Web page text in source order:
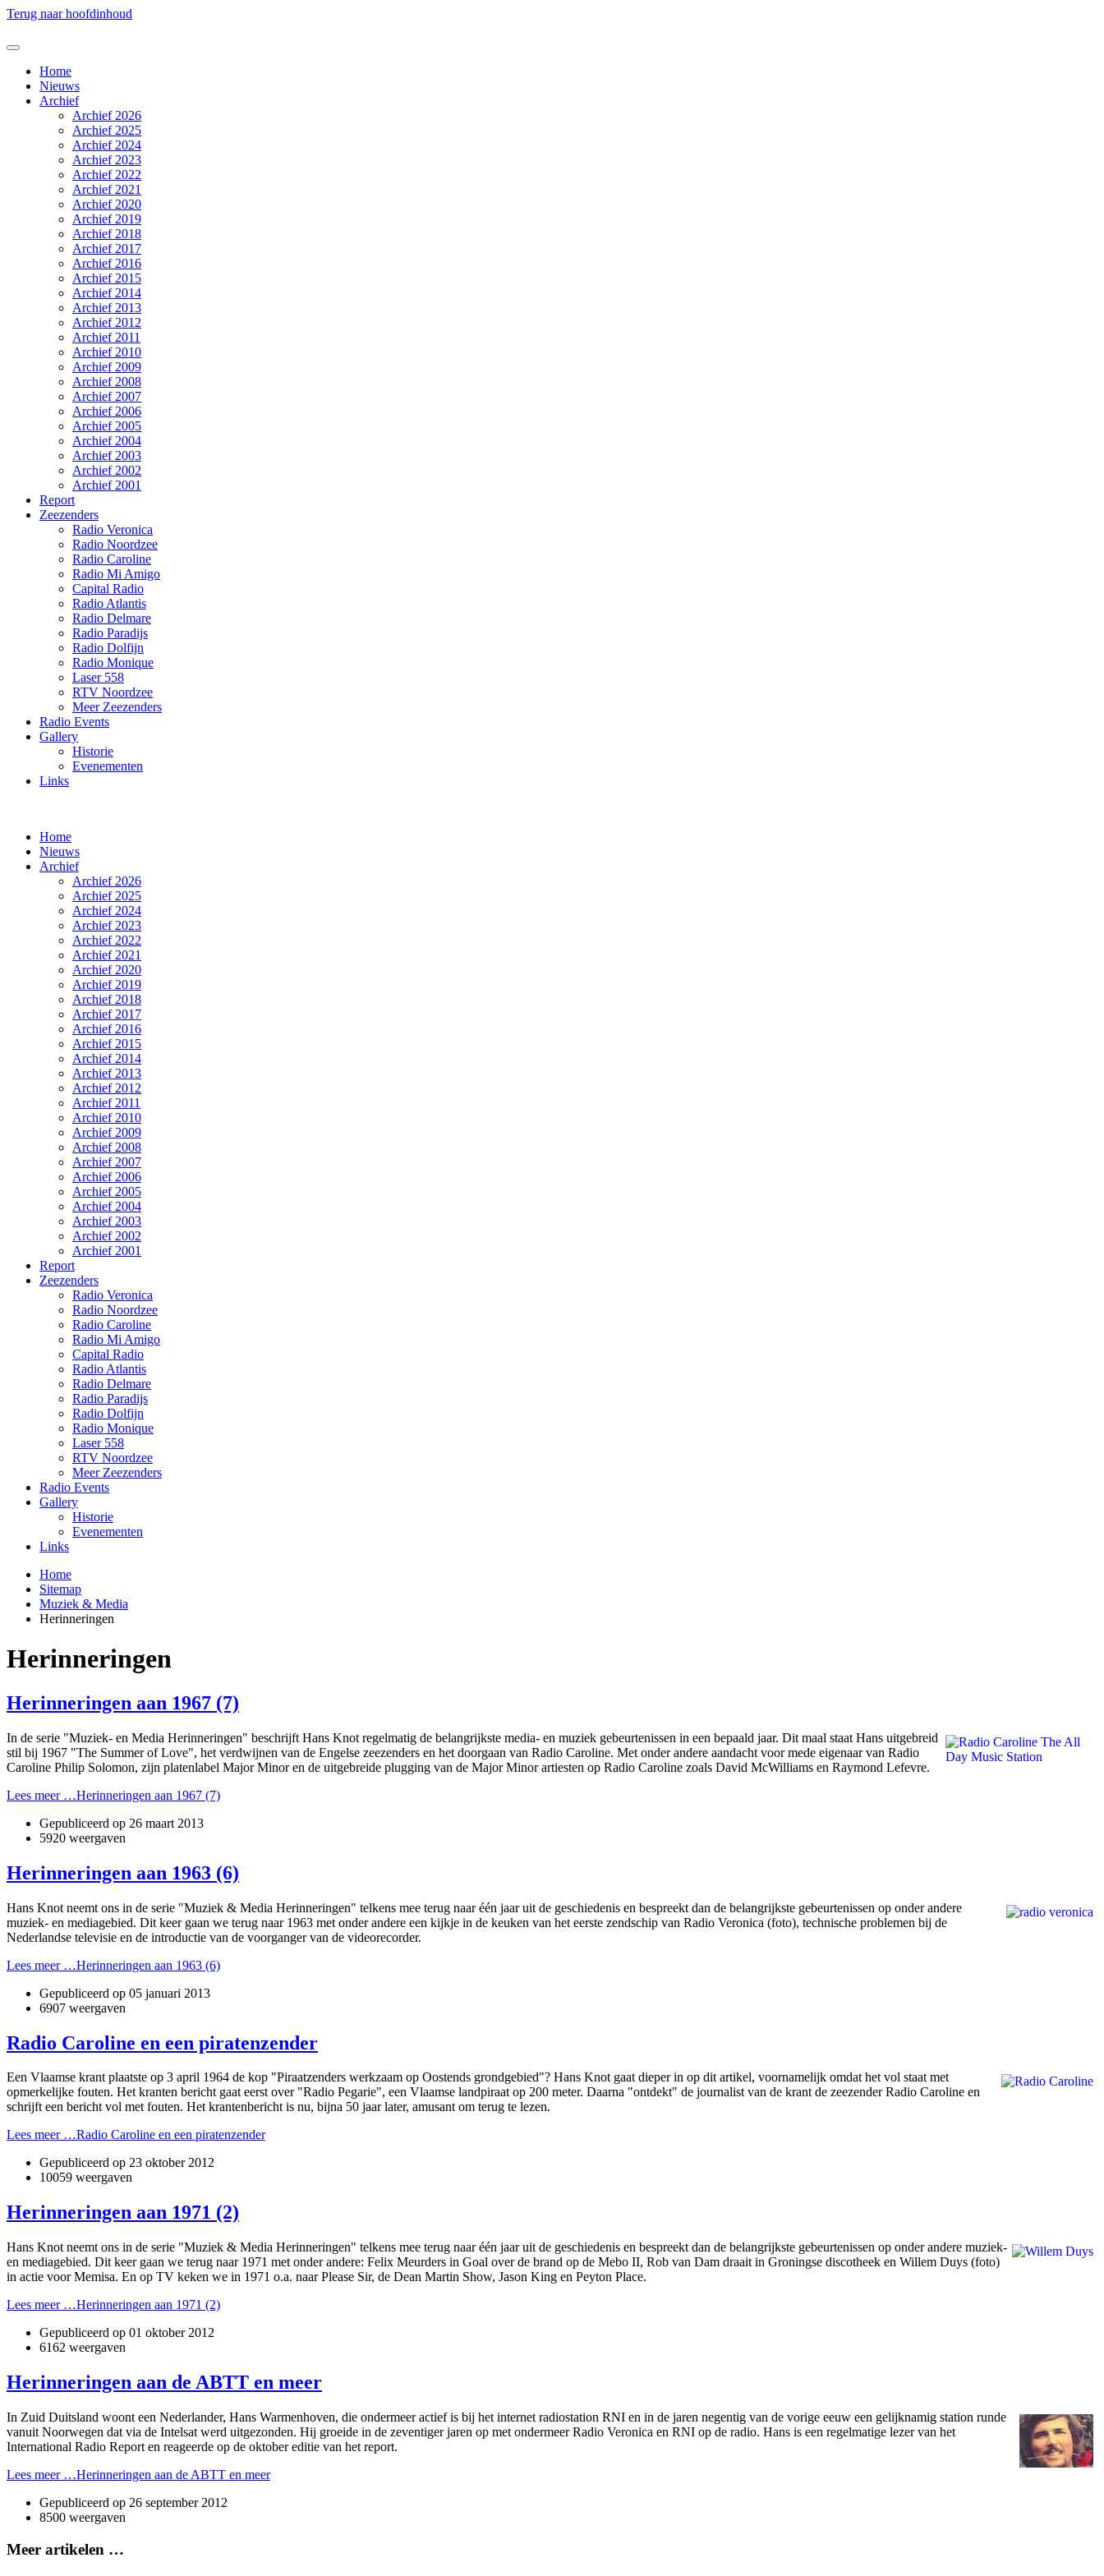
Terug naar hoofdinhoud
Home
Nieuws
Archief
Archief 2026
Archief 2025
Archief 2024
Archief 2023
Archief 2022
Archief 2021
Archief 2020
Archief 2019
Archief 2018
Archief 2017
Archief 2016
Archief 2015
Archief 2014
Archief 2013
Archief 2012
Archief 2011
Archief 2010
Archief 2009
Archief 2008
Archief 2007
Archief 2006
Archief 2005
Archief 2004
Archief 2003
Archief 2002
Archief 2001
Report
Zeezenders
Radio Veronica
Radio Noordzee
Radio Caroline
Radio Mi Amigo
Capital Radio
Radio Atlantis
Radio Delmare
Radio Paradijs
Radio Dolfijn
Radio Monique
Laser 558
RTV Noordzee
Meer Zeezenders
Radio Events
Gallery
Historie
Evenementen
Links
Home
Nieuws
Archief
Archief 2026
Archief 2025
Archief 2024
Archief 2023
Archief 2022
Archief 2021
Archief 2020
Archief 2019
Archief 2018
Archief 2017
Archief 2016
Archief 2015
Archief 2014
Archief 2013
Archief 2012
Archief 2011
Archief 2010
Archief 2009
Archief 2008
Archief 2007
Archief 2006
Archief 2005
Archief 2004
Archief 2003
Archief 2002
Archief 2001
Report
Zeezenders
Radio Veronica
Radio Noordzee
Radio Caroline
Radio Mi Amigo
Capital Radio
Radio Atlantis
Radio Delmare
Radio Paradijs
Radio Dolfijn
Radio Monique
Laser 558
RTV Noordzee
Meer Zeezenders
Radio Events
Gallery
Historie
Evenementen
Links
Home
Sitemap
Muziek & Media
Herinneringen
Herinneringen
Herinneringen aan 1967 (7)
In de serie "Muziek- en Media Herinneringen" beschrijft Hans Knot regelmatig de belangrijkste media- en muziek gebeurtenissen in een bepaald jaar. Dit maal staat Hans uitgebreid
stil bij 1967 "The Summer of Love", het verdwijnen van de Engelse zeezenders en het doorgaan van Radio Caroline. Met onder andere aandacht voor mede eigenaar van Radio
Caroline Philip Solomon, zijn platenlabel Major Minor en de uitgebreide plugging van de Major Minor artiesten op Radio Caroline zoals David McWilliams en Raymond Lefevre.
Lees meer …Herinneringen aan 1967 (7)
Gepubliceerd op 26 maart 2013
5920 weergaven
Herinneringen aan 1963 (6)
Hans Knot neemt o­ns in de serie "Muziek & Media Herinneringen" telkens mee terug naar één jaar uit de geschiedenis en bespreekt dan de belangrijkste gebeurtenissen op onder andere
muziek- en mediagebied. Dit keer gaan we terug naar 1963 met onder andere een kijkje in de keuken van het eerste zendschip van Radio Veronica (foto), technische problemen bij de
Nederlandse televisie en de introductie van de voorganger van de videorecorder.
Lees meer …Herinneringen aan 1963 (6)
Gepubliceerd op 05 januari 2013
6907 weergaven
Radio Caroline en een piratenzender
Een Vlaamse krant plaatste op 3 april 1964 de kop "Piraatzenders werkzaam op Oostends grondgebied"? Hans Knot gaat dieper in op dit artikel, voornamelijk omdat het vol staat met
opmerkelijke fouten. Het kranten bericht gaat eerst over "Radio Pegarie", een Vlaamse landpiraat op 200 meter. Daarna "ontdekt" de journalist van de krant de zeezender Radio Caroline en
schrijft een bericht vol met fouten. Het krantenbericht is nu, bijna 50 jaar later, amusant om terug te lezen.
Lees meer …Radio Caroline en een piratenzender
Gepubliceerd op 23 oktober 2012
10059 weergaven
Herinneringen aan 1971 (2)
Hans Knot neemt o­ns in de serie "Muziek & Media Herinneringen" telkens mee terug naar één jaar uit de geschiedenis en bespreekt dan de belangrijkste gebeurtenissen op onder andere muziek-
en mediagebied. Dit keer gaan we terug naar 1971 met onder andere: Felix Meurders in Goal over de brand op de Mebo II, Rob van Dam draait in Groningse discotheek en Willem Duys (foto)
in actie voor Memisa. En op TV keken we in 1971 o.a. naar Please Sir, de Dean Martin Show, Jason King en Peyton Place.
Lees meer …Herinneringen aan 1971 (2)
Gepubliceerd op 01 oktober 2012
6162 weergaven
Herinneringen aan de ABTT en meer
In Zuid Duitsland woont een Nederlander, Hans Warmenhoven, die ondermeer actief is bij het internet radiostation RNI en in de jaren negentig van de vorige eeuw een gelijknamig station runde
vanuit Noorwegen dat via de Intelsat werd uitgezonden. Hij groeide in de zeventiger jaren op met ondermeer Radio Veronica en RNI op de radio. Hans is een regelmatige lezer van het
International Radio Report en reageerde op de oktober editie van het report.
Lees meer …Herinneringen aan de ABTT en meer
Gepubliceerd op 26 september 2012
8500 weergaven
Meer artikelen …